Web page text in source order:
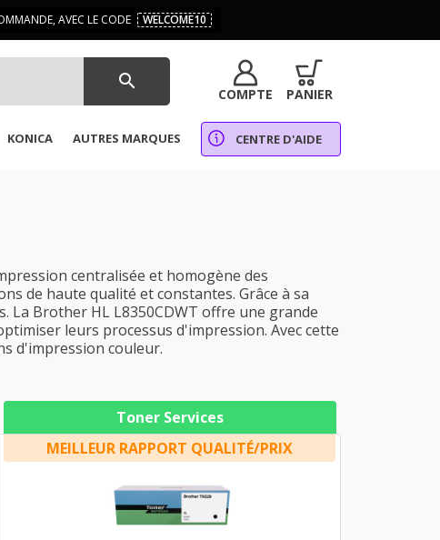
AVEC LE CODE WELCOME10
search
COMPTE PANIER
KONICA AUTRES MARQUES CENTRE D'AIDE
centralisée et homogène des
de haute qualité et constantes. Grâce à sa
La Brother HL L8350CDWT offre une grande
leurs processus d'impression. Avec cette
d'impression couleur.
Toner Services
MEILLEUR RAPPORT QUALITÉ/PRIX